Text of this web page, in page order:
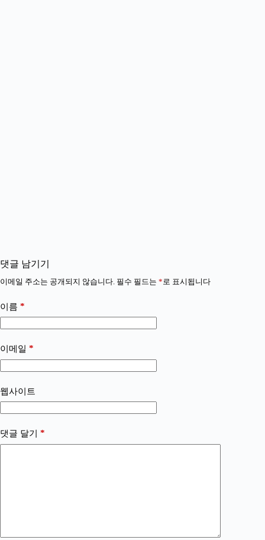
댓글 남기기
이메일 주소는 공개되지 않습니다. 필수 필드는 * 로 표시됩니다
이름 *
이메일 *
웹사이트
댓글 달기 *